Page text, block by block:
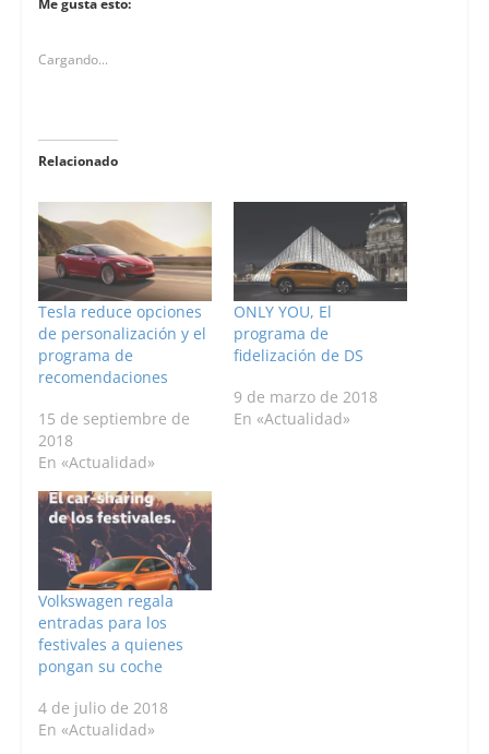
Cargando...
Relacionado
Tesla reduce opciones
de personalización y el
programa de
recomendaciones
15 de septiembre de
2018
En «Actualidad»
ONLY YOU, El
programa de
fidelización de DS
9 de marzo de 2018
En «Actualidad»
Volkswagen regala
entradas para los
festivales a quienes
pongan su coche
4 de julio de 2018
En «Actualidad»